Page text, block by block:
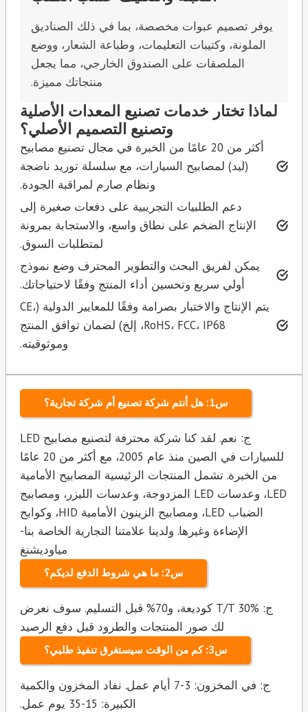
يوفر تصميم عبوات مخصصة، بما في ذلك الصناديق
الملونة، وكتيبات التعليمات، وطباعة الشعار، ووضع
الملصقات على الصندوق الخارجي، مما يجعل
منتجاتك مميزة.
لماذا تختار خدمات تصنيع المعدات الأصلية
وتصنيع التصميم الأصلي؟
أكثر من 20 عامًا من الخبرة في مجال تصنيع مصابيح
(ليد) لمصابيح السيارات، مع سلسلة توريد ناضجة
ونظام صارم لمراقبة الجودة.
دعم الطلبيات التجريبية على دفعات صغيرة إلى
الإنتاج الضخم على نطاق واسع، والاستجابة بمرونة
لمتطلبات السوق.
يمكن لفريق البحث والتطوير المحترف وضع نموذج
أولي سريع وتحسين أداء المنتج وفقًا لاحتياجاتك.
يتم الإنتاج والاختبار بصرامة وفقًا للمعايير الدولية (CE،
RoHS، FCC، IP68، إلخ) لضمان توافق المنتج
وموثوقيته.
س1: هل أنتم شركة تصنيع أم شركة تجارية؟
ج: نعم. لقد كنا شركة محترفة لتصنيع مصابيح LED
للسيارات في الصين منذ عام 2005، مع أكثر من 20 عامًا
من الخبرة. تشمل المنتجات الرئيسية المصابيح الأمامية
LED، وعدسات LED المزدوجة، وعدسات الليزر، ومصابيح
الضباب LED، ومصابيح الزينون الأمامية HID، وكوابح
الإضاءة وغيرها. ولدينا علامتنا التجارية الخاصة بنا-
مياوديشنغ
س2: ما هي شروط الدفع لديكم؟
ج: T/T 30% كوديعة، و70% قبل التسليم. سوف نعرض
لك صور المنتجات والطرود قبل دفع الرصيد
س3: كم من الوقت سيستغرق تنفيذ طلبي؟
ج: في المخزون: 3-7 أيام عمل. نفاد المخزون والكمية
الكبيرة: 15-35 يوم عمل.